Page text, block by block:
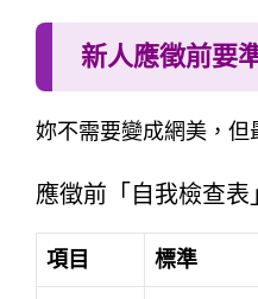
新人應徵前要
妳不需要變成網美，但
應徵前「自我檢查表
項目 標準